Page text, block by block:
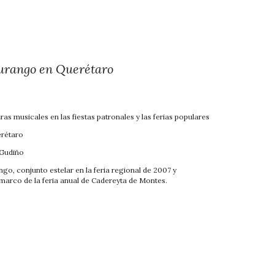
en Querétaro
s musicales en las fiestas patronales y las ferias populares
conjunto estelar en la feria regional de 2007 y
de la feria anual de Cadereyta de Montes.